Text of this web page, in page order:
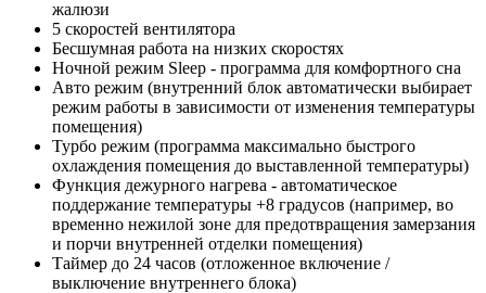
жалюзи
5 скоростей вентилятора
Бесшумная работа на низких скоростях
Ночной режим Sleep - программа для комфортного сна
Авто режим (внутренний блок автоматически выбирает
режим работы в зависимости от изменения температуры
помещения)
Турбо режим (программа максимально быстрого
охлаждения помещения до выставленной температуры)
Функция дежурного нагрева - автоматическое
поддержание температуры +8 градусов (например, во
временно нежилой зоне для предотвращения замерзания
и порчи внутренней отделки помещения)
Таймер до 24 часов (отложенное включение /
выключение внутреннего блока)